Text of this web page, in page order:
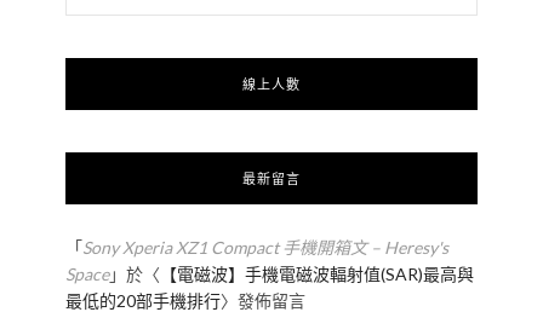
線上人數
最新留言
「Sony Xperia XZ1 Compact 手機開箱文 – Heresy's
Space」於〈 【電磁波】手機電磁波輻射值(SAR)最高與
最低的20部手機排行〉發佈留言